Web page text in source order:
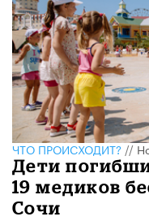
ЧТО ПРОИСХОДИТ?//
Дети
19 медиков
Сочи